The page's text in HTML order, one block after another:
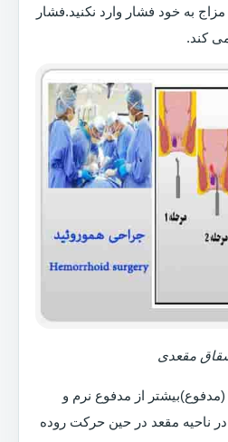
به خود فشار وارد نکنید.فشار
کند.
شقاق مقعدی
از مدفوع نرم و
ناحیه مقعد در حین حرکت روده